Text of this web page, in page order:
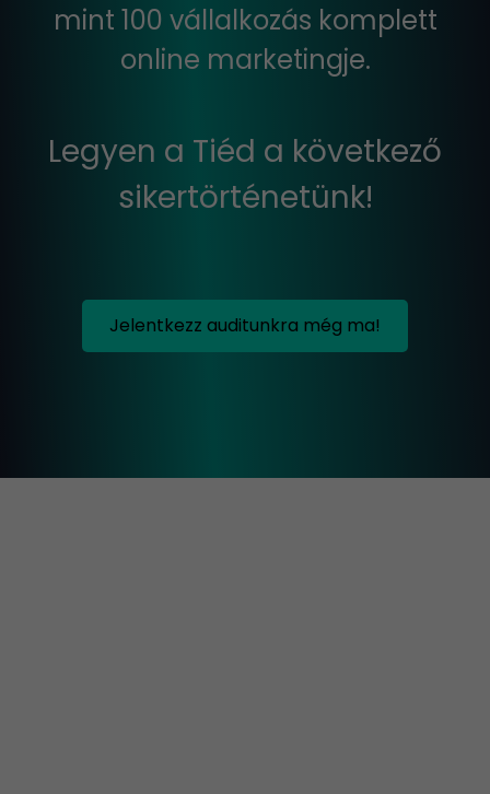
mint 100 vállalkozás komplett
online marketingje.
Legyen a Tiéd a következő
sikertörténetünk!
Jelentkezz auditunkra még ma!